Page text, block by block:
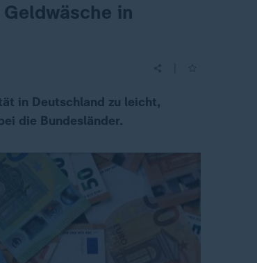
in
in Deutschland zu leicht,
die Bundesländer.